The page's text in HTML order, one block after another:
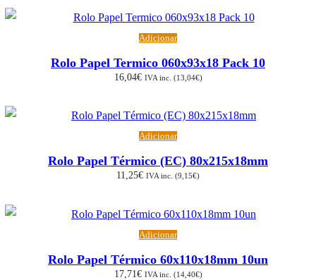
Adicionar
Rolo Papel Termico 060x93x18 Pack 10
16,04€ IVA inc. (13,04€)
Adicionar
Rolo Papel Térmico (EC) 80x215x18mm
11,25€ IVA inc. (9,15€)
Adicionar
Rolo Papel Térmico 60x110x18mm 10un
17,71€ IVA inc. (14,40€)